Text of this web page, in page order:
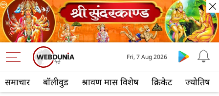
समाचार बॉलीवुड श्रावण मास विशेष क्रिकेट ज्योतिष
Fri, 7 Aug 2026